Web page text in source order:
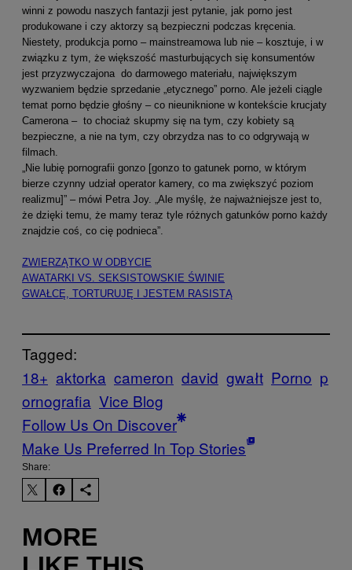
winni z powodu naszych fantazji jest pytanie, jak porno jest
produkowane i czy aktorzy są bezpieczni podczas kręcenia.
Niestety, produkcja porno – mainstreamowa lub nie – kosztuje, i w
związku z tym, że większość masturbujących się konsumentów
jest przyzwyczajona do darmowego materiału, największym
wyzwaniem będzie sprzedanie „etycznego” porno. Ale jeżeli ciągle
temat porno będzie głośny – co nieuniknione w kontekście krucjaty
Camerona – to chociaż skupmy się na tym, czy kobiety są
bezpieczne, a nie na tym, czy obrzydza nas to co odgrywają w
filmach.
„Nie lubię pornografii gonzo [gonzo to gatunek porno, w którym
bierze czynny udział operator kamery, co ma zwiększyć poziom
realizmu]” – mówi Petra Joy. „Ale myślę, że najważniejsze jest to,
że dzięki temu, że mamy teraz tyle różnych gatunków porno każdy
znajdzie coś, co cię podnieca”.
ZWIERZĄTKO W ODBYCIE
AWATARKI VS. SEKSISTOWSKIE ŚWINIE
GWAŁCĘ, TORTURUJĘ I JESTEM RASISTĄ
Tagged:
18+ aktorka cameron david gwałt Porno p
ornografia Vice Blog
Follow Us On Discover
Make Us Preferred In Top Stories
Share:
MORE